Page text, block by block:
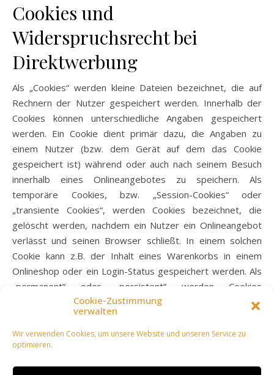
Cookie-Zustimmung
verwalten
Wir verwenden Cookies, um unsere Website und unseren Service zu
optimieren.
Cookies und
Widerspruchsrecht bei
Direktwerbung
Als „Cookies“ werden kleine Dateien bezeichnet, die auf
Rechnern der Nutzer gespeichert werden. Innerhalb der
Cookies können unterschiedliche Angaben gespeichert
werden. Ein Cookie dient primär dazu, die Angaben zu
einem Nutzer (bzw. dem Gerät auf dem das Cookie
gespeichert ist) während oder auch nach seinem Besuch
innerhalb eines Onlineangebotes zu speichern. Als
temporäre Cookies, bzw. „Session-Cookies“ oder
„transiente Cookies“, werden Cookies bezeichnet, die
gelöscht werden, nachdem ein Nutzer ein Onlineangebot
verlässt und seinen Browser schließt. In einem solchen
Cookie kann z.B. der Inhalt eines Warenkorbs in einem
Onlineshop oder ein Login-Status gespeichert werden. Als
„permanent“ oder „persistent“ werden Cookies
bezeichnet, die auch nach dem Schließen des Browsers
gespeichert bleiben. So kann z.B. der Login-Status
gespeichert werden, wenn die Nutzer diese nach
mehreren Tagen aufsuchen. Ebenso können in einem